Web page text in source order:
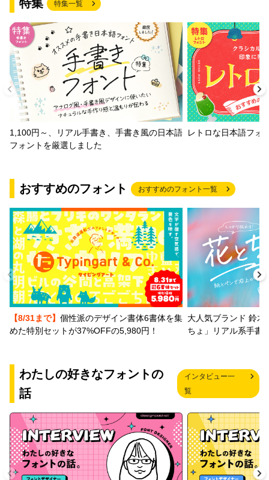
特集 特集一覧
1,100円～、リアル手書き、手書き風の日本語
フォントを厳選しました
レトロな日本語フォ
おすすめのフォント おすすめのフォント一覧
【8/31まで】 個性派のデザイン書体6書体を集
めた特別セットが37%OFFの5,980円！
大人気ブランド 鈴木
ちょ」リアル系手書
わたしの好きなフォントの
話
インタビュー一
覧